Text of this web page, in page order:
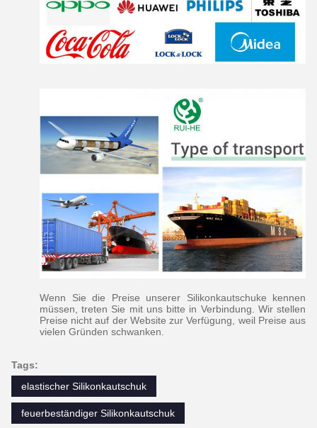
Wenn Sie die Preise unserer Silikonkautschuke kennen
müssen, treten Sie mit uns bitte in Verbindung. Wir stellen
Preise nicht auf der Website zur Verfügung, weil Preise aus
vielen Gründen schwanken.
Tags:
elastischer Silikonkautschuk
feuerbeständiger Silikonkautschuk